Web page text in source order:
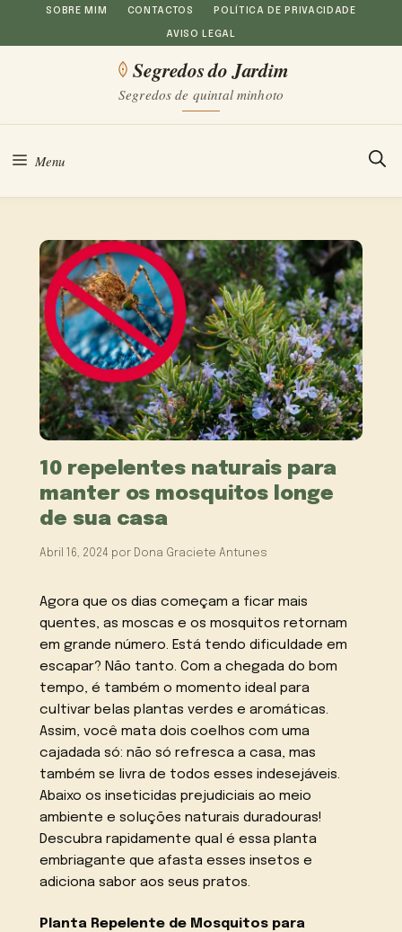
Saltar
para
SOBRE MIM CONTACTOS POLÍTICA DE PRIVACIDADE
AVISO LEGAL
Segredos do Jardim
Segredos de quintal minhoto
Menu
10 repelentes naturais para
manter os mosquitos longe
de sua casa
Abril 16, 2024 por Dona Graciete Antunes
Agora que os dias começam a ficar mais
quentes, as moscas e os mosquitos retornam
em grande número. Está tendo dificuldade em
escapar? Não tanto. Com a chegada do bom
tempo, é também o momento ideal para
cultivar belas plantas verdes e aromáticas.
Assim, você mata dois coelhos com uma
cajadada só: não só refresca a casa, mas
também se livra de todos esses indesejáveis.
Abaixo os inseticidas prejudiciais ao meio
ambiente e soluções naturais duradouras!
Descubra rapidamente qual é essa planta
embriagante que afasta esses insetos e
adiciona sabor aos seus pratos.
Planta Repelente de Mosquitos para